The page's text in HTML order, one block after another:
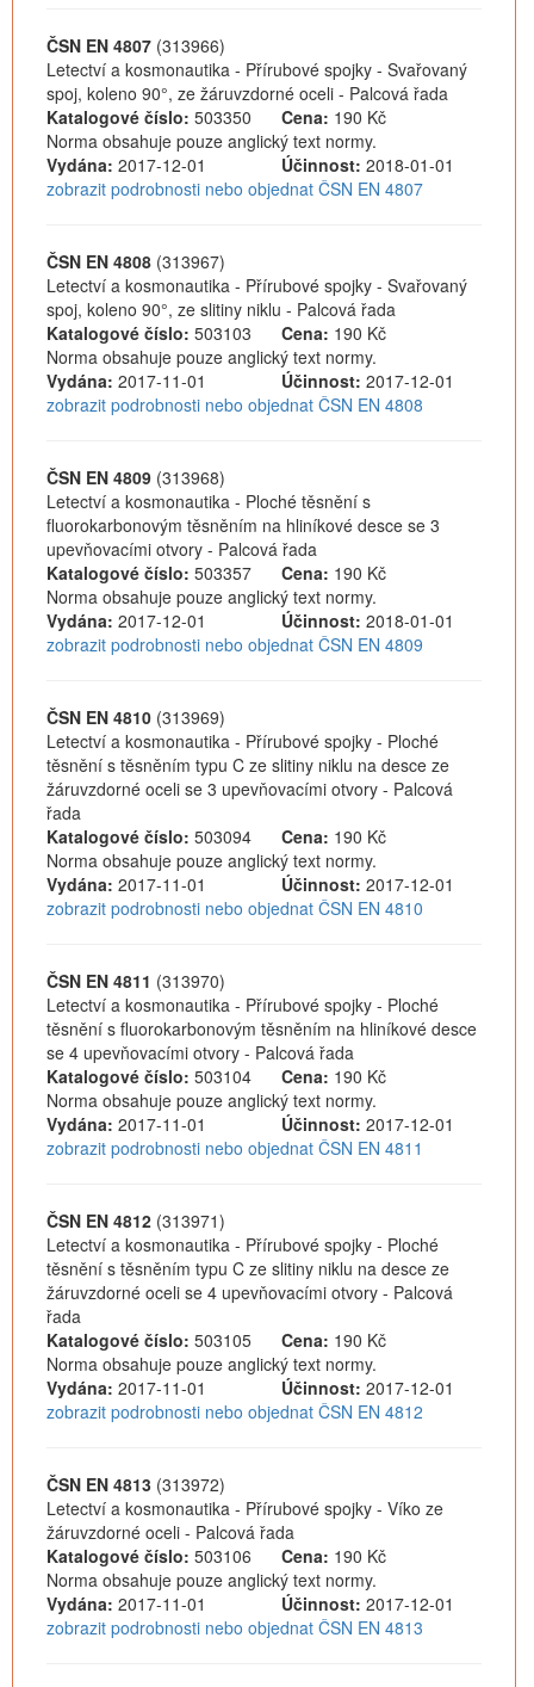
ČSN EN 4807 (313966)
Letectví a kosmonautika - Přírubové spojky - Svařovaný
spoj, koleno 90°, ze žáruvzdorné oceli - Palcová řada
Katalogové číslo: 503350 Cena: 190 Kč
Norma obsahuje pouze anglický text normy.
Vydána: 2017-12-01 Účinnost: 2018-01-01
zobrazit podrobnosti nebo objednat ČSN EN 4807
ČSN EN 4808 (313967)
Letectví a kosmonautika - Přírubové spojky - Svařovaný
spoj, koleno 90°, ze slitiny niklu - Palcová řada
Katalogové číslo: 503103 Cena: 190 Kč
Norma obsahuje pouze anglický text normy.
Vydána: 2017-11-01 Účinnost: 2017-12-01
zobrazit podrobnosti nebo objednat ČSN EN 4808
ČSN EN 4809 (313968)
Letectví a kosmonautika - Ploché těsnění s
fluorokarbonovým těsněním na hliníkové desce se 3
upevňovacími otvory - Palcová řada
Katalogové číslo: 503357 Cena: 190 Kč
Norma obsahuje pouze anglický text normy.
Vydána: 2017-12-01 Účinnost: 2018-01-01
zobrazit podrobnosti nebo objednat ČSN EN 4809
ČSN EN 4810 (313969)
Letectví a kosmonautika - Přírubové spojky - Ploché
těsnění s těsněním typu C ze slitiny niklu na desce ze
žáruvzdorné oceli se 3 upevňovacími otvory - Palcová
řada
Katalogové číslo: 503094 Cena: 190 Kč
Norma obsahuje pouze anglický text normy.
Vydána: 2017-11-01 Účinnost: 2017-12-01
zobrazit podrobnosti nebo objednat ČSN EN 4810
ČSN EN 4811 (313970)
Letectví a kosmonautika - Přírubové spojky - Ploché
těsnění s fluorokarbonovým těsněním na hliníkové desce
se 4 upevňovacími otvory - Palcová řada
Katalogové číslo: 503104 Cena: 190 Kč
Norma obsahuje pouze anglický text normy.
Vydána: 2017-11-01 Účinnost: 2017-12-01
zobrazit podrobnosti nebo objednat ČSN EN 4811
ČSN EN 4812 (313971)
Letectví a kosmonautika - Přírubové spojky - Ploché
těsnění s těsněním typu C ze slitiny niklu na desce ze
žáruvzdorné oceli se 4 upevňovacími otvory - Palcová
řada
Katalogové číslo: 503105 Cena: 190 Kč
Norma obsahuje pouze anglický text normy.
Vydána: 2017-11-01 Účinnost: 2017-12-01
zobrazit podrobnosti nebo objednat ČSN EN 4812
ČSN EN 4813 (313972)
Letectví a kosmonautika - Přírubové spojky - Víko ze
žáruvzdorné oceli - Palcová řada
Katalogové číslo: 503106 Cena: 190 Kč
Norma obsahuje pouze anglický text normy.
Vydána: 2017-11-01 Účinnost: 2017-12-01
zobrazit podrobnosti nebo objednat ČSN EN 4813